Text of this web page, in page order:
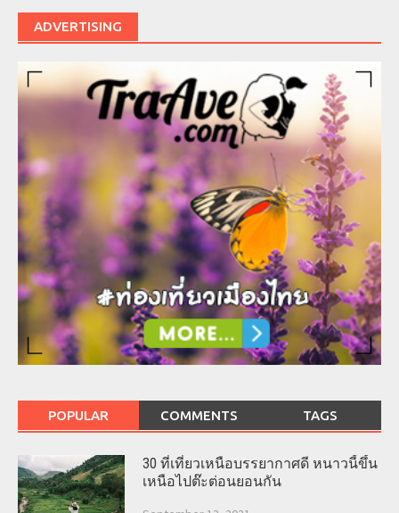
ADVERTISING
POPULAR COMMENTS TAGS
30 ที่เที่ยวเหนือบรรยากาศดี หนาวนี้ขึ้น
เหนือไปต๊ะต่อนยอนกัน